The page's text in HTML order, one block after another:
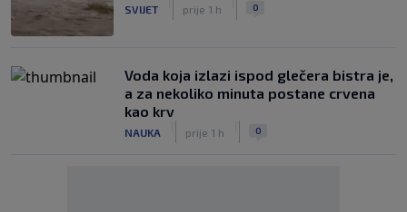
SVIJET prije 1 h 0
Voda koja izlazi ispod glečera bistra je,
a za nekoliko minuta postane crvena
kao krv
NAUKA prije 1 h 0